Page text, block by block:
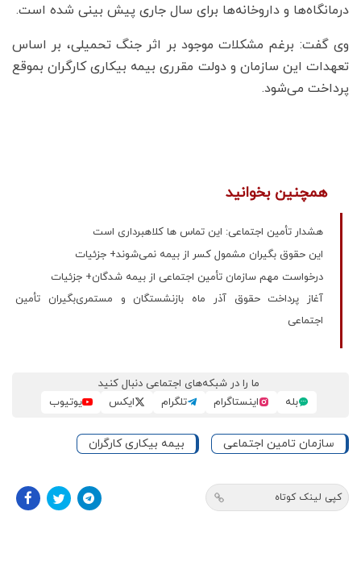
درمانگاه‌ها و داروخانه‌ها برای سال جاری پیش بینی شده است.
وی گفت: برغم مشکلات موجود بر اثر جنگ تحمیلی، بر اساس
تعهدات این سازمان و دولت مقرری بیمه بیکاری کارگران بموقع
پرداخت می‌شود.
همچنین بخوانید
هشدار تأمین اجتماعی: این تماس ها کلاهبرداری است
این حقوق بگیران مشمول کسر از بیمه نمی‌شوند+ جزئیات
درخواست مهم سازمان تأمین اجتماعی از بیمه شدگان+ جزئیات
آغاز پرداخت حقوق آذر ماه بازنشستگان و مستمری‌بگیران تأمین
اجتماعی
ما را در شبکه‌های اجتماعی دنبال کنید
بله
اینستاگرام تلگرام ایکس یوتیوب
سازمان تامین اجتماعی بیمه بیکاری کارگران
کپی لینک کوتاه